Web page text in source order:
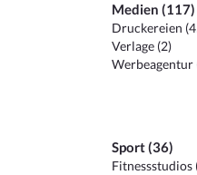
Medien (117)
Druckereien
Verlage (2)
Werbeagentur
Sport (36)
Fitnessstudios